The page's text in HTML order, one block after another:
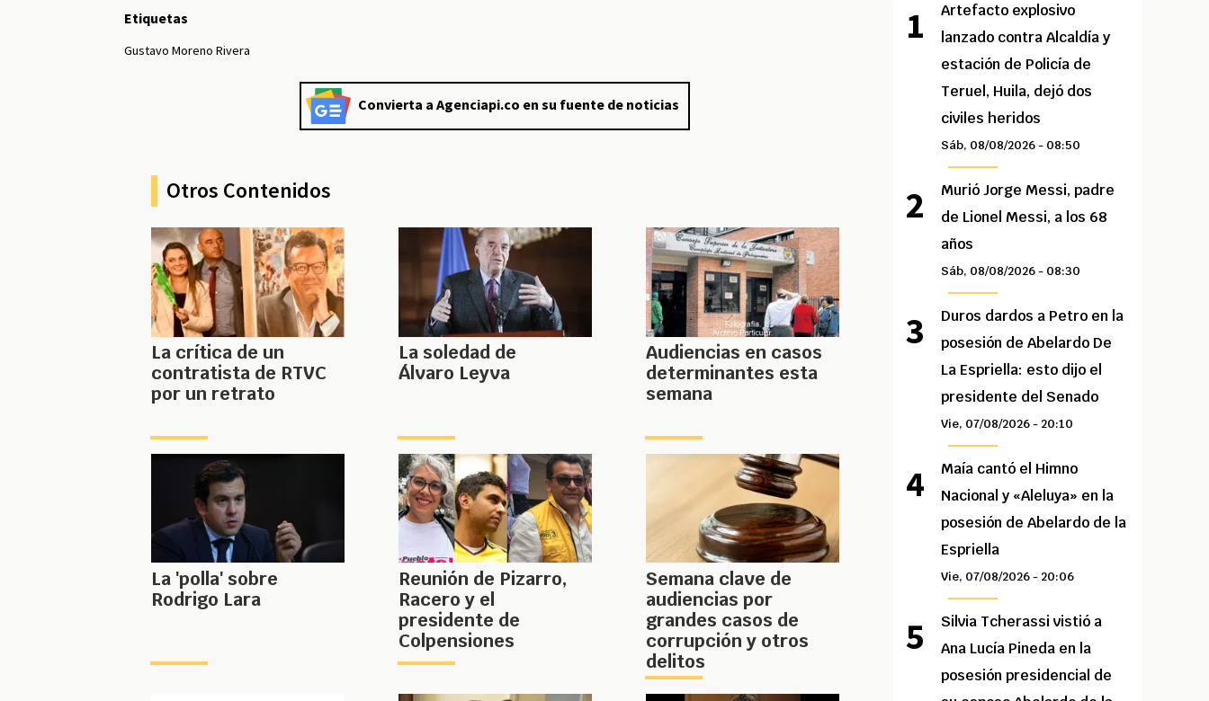
Etiquetas
Gustavo Moreno Rivera
Convierta a Agenciapi.co en su fuente de noticias
Otros Contenidos
La crítica de un
contratista de RTVC
por un retrato
La soledad de
Álvaro Leyva
Audiencias en casos
determinantes esta
semana
La 'polla' sobre
Rodrigo Lara
Reunión de Pizarro,
Racero y el
presidente de
Colpensiones
Semana clave de
audiencias por
grandes casos de
corrupción y otros
delitos
Artefacto explosivo
lanzado contra Alcaldía y
estación de Policía de
Teruel, Huila, dejó dos
civiles heridos
Sáb, 08/08/2026 - 08:50
Murió Jorge Messi, padre
de Lionel Messi, a los 68
años
Sáb, 08/08/2026 - 08:30
Duros dardos a Petro en la
posesión de Abelardo De
La Espriella: esto dijo el
presidente del Senado
Vie, 07/08/2026 - 20:10
Maía cantó el Himno
Nacional y «Aleluya» en la
posesión de Abelardo de la
Espriella
Vie, 07/08/2026 - 20:06
Silvia Tcherassi vistió a
Ana Lucía Pineda en la
posesión presidencial de